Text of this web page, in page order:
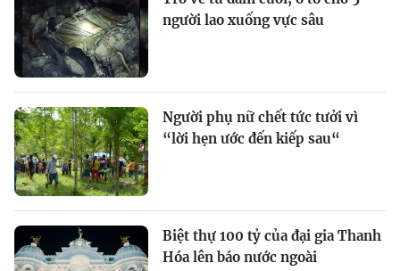
người lao xuống vực sâu
Người phụ nữ chết tức tưởi vì
“lời hẹn ước đến kiếp sau“
Biệt thự 100 tỷ của đại gia Thanh
Hóa lên báo nước ngoài